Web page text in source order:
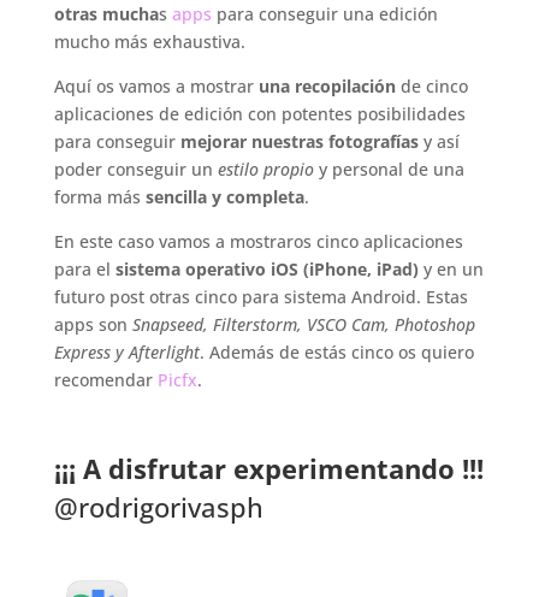
otras muchas apps para conseguir una edición
mucho más exhaustiva.
Aquí os vamos a mostrar una recopilaciónde cinco
aplicaciones de edición con potentes posibilidades
para conseguir mejorar nuestras fotografíasy así
poder conseguir un estilo propioy personal de una
forma más sencilla y completa.
En este caso vamos a mostraros cinco aplicaciones
para el sistema operativo iOS (iPhone, iPad) y en un
futuro post otras cinco para sistema Android. Estas
apps son Snapseed, Filterstorm, VSCO Cam, Photoshop
Express y Afterlight. Además de estás cinco os quiero
recomendar Picfx.
¡¡¡ A disfrutar experimentando !!!
@rodrigorivasph